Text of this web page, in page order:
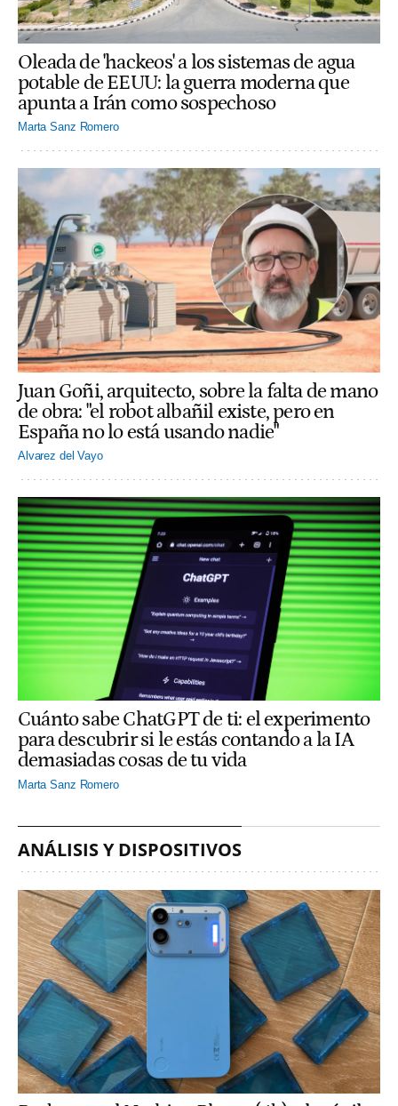
Oleada de 'hackeos' a los sistemas de agua
potable de EEUU: la guerra moderna que
apunta a Irán como sospechoso
Marta Sanz Romero
Juan Goñi, arquitecto, sobre la falta de mano
de obra: "el robot albañil existe, pero en
España no lo está usando nadie"
Alvarez del Vayo
Cuánto sabe ChatGPT de ti: el experimento
para descubrir si le estás contando a la IA
demasiadas cosas de tu vida
Marta Sanz Romero
ANÁLISIS Y DISPOSITIVOS